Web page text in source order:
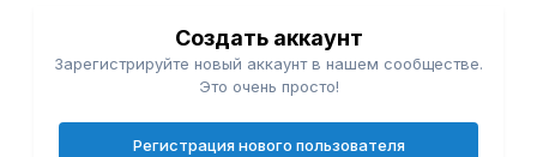
Создать аккаунт
Зарегистрируйте новый аккаунт в нашем сообществе.
Это очень просто!
Регистрация нового пользователя